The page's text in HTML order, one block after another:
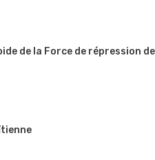
de la Force de répression